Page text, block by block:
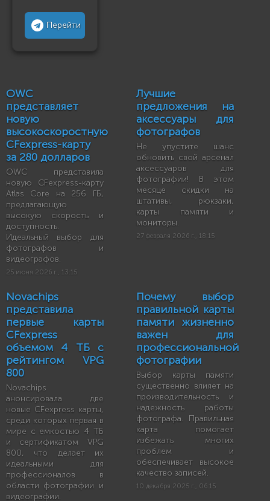
Перейти
OWC
представляет
новую
высокоскоростную
CFexpress-карту
за 280 долларов
OWC представила
новую CFexpress-карту
Atlas Core на 256 ГБ,
предлагающую
высокую скорость и
доступность.
Идеальный выбор для
фотографов и
видеографов.
25 июня 2026 г., 13:15
Лучшие
предложения на
аксессуары для
фотографов
Не упустите шанс
обновить свой арсенал
аксессуаров для
фотографии! В этом
месяце скидки на
штативы, рюкзаки,
карты памяти и
мониторы.
27 февраля 2026 г., 18:15
Novachips
представила
первые карты
CFexpress
объемом 4 ТБ с
рейтингом VPG
800
Novachips
анонсировала две
новые CFexpress карты,
среди которых первая в
мире с емкостью 4 ТБ
и сертификатом VPG
800, что делает их
идеальными для
профессионалов в
области фотографии и
видеографии.
Почему выбор
правильной карты
памяти жизненно
важен для
профессиональной
фотографии
Выбор карты памяти
существенно влияет на
производительность и
надежность работы
фотографа. Правильная
карта помогает
избежать многих
проблем и
обеспечивает высокое
качество записей.
10 декабря 2025 г., 06:15